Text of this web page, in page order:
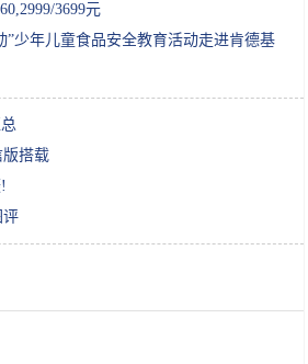
3699元
”少年儿童食品安全教育活动走进肯德基
版搭载
评